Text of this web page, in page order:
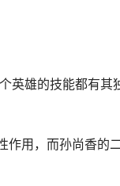
英雄的技能都有
用，而孙尚香的